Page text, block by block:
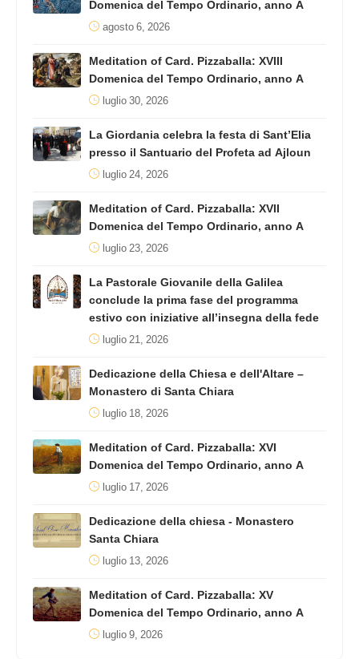
Domenica del Tempo Ordinario, anno A
agosto 6, 2026
Meditation of Card. Pizzaballa: XVIII
Domenica del Tempo Ordinario, anno A
luglio 30, 2026
La Giordania celebra la festa di Sant’Elia
presso il Santuario del Profeta ad Ajloun
luglio 24, 2026
Meditation of Card. Pizzaballa: XVII
Domenica del Tempo Ordinario, anno A
luglio 23, 2026
La Pastorale Giovanile della Galilea
conclude la prima fase del programma
estivo con iniziative all’insegna della fede
luglio 21, 2026
Dedicazione della Chiesa e dell'Altare –
Monastero di Santa Chiara
luglio 18, 2026
Meditation of Card. Pizzaballa: XVI
Domenica del Tempo Ordinario, anno A
luglio 17, 2026
Dedicazione della chiesa - Monastero
Santa Chiara
luglio 13, 2026
Meditation of Card. Pizzaballa: XV
Domenica del Tempo Ordinario, anno A
luglio 9, 2026